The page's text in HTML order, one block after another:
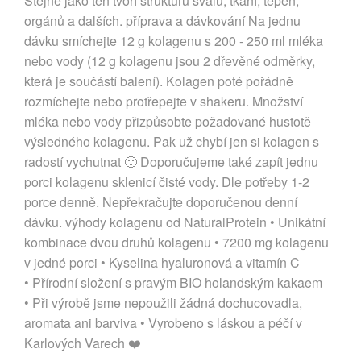
orgánů a dalších. příprava a dávkování Na jednu
dávku smíchejte 12 g kolagenu s 200 - 250 ml mléka
nebo vody (12 g kolagenu jsou 2 dřevěné odměrky,
která je součástí balení). Kolagen poté pořádně
rozmíchejte nebo protřepejte v shakeru. Množství
mléka nebo vody přizpůsobte požadované hustotě
výsledného kolagenu. Pak už chybí jen si kolagen s
radostí vychutnat 🙂 Doporučujeme také zapít jednu
porci kolagenu sklenicí čisté vody. Dle potřeby 1-2
porce denně. Nepřekračujte doporučenou denní
dávku. výhody kolagenu od NaturalProtein • Unikátní
kombinace dvou druhů kolagenu • 7200 mg kolagenu
v jedné porci • Kyselina hyaluronová a vitamín C
• Přírodní složení s pravým BIO holandským kakaem
• Při výrobě jsme nepoužili žádná dochucovadla,
aromata ani barviva • Vyrobeno s láskou a péčí v
Karlových Varech ❤️